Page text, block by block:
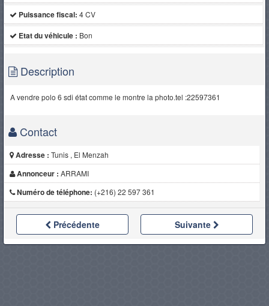
Puissance fiscal: 4 CV
Etat du véhicule : Bon
Description
A vendre polo 6 sdi état comme le montre la photo.tel :22597361
Contact
Adresse : Tunis , El Menzah
Annonceur : ARRAMI
Numéro de téléphone: (+216) 22 597 361
Précédente Suivante